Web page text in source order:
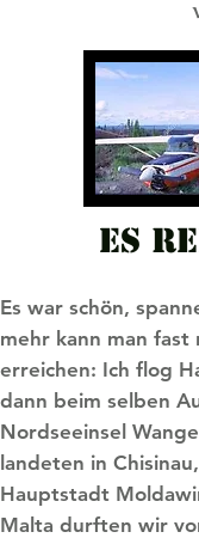
Es
Es war schön,
mehr kann man fast
erreichen: Ich flog
dann beim selben
Nordseeinsel
landeten in
Hauptstadt
Malta durften wir